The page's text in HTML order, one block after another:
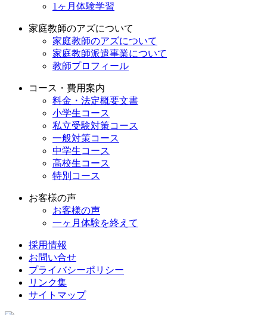
1ヶ月体験学習
家庭教師のアズについて
家庭教師のアズについて
家庭教師派遣事業について
教師プロフィール
コース・費用案内
料金・法定概要文書
小学生コース
私立受験対策コース
一般対策コース
中学生コース
高校生コース
特別コース
お客様の声
お客様の声
一ヶ月体験を終えて
採用情報
お問い合せ
プライバシーポリシー
リンク集
サイトマップ